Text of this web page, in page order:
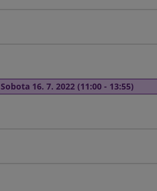
Sobota 16. 7. 2022 (11:00 - 13:55)